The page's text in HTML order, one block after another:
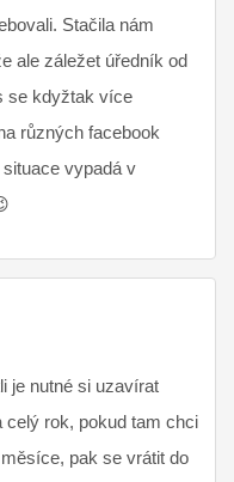
Stačila nám
ale záležet úředník od
se kdyžtak více
různých facebook
vypadá v
je nutné si uzavírat
celý rok, pokud tam chci
pak se vrátit do